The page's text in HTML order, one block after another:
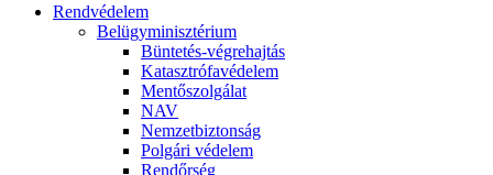
Rendvédelem
Belügyminisztérium
Büntetés-végrehajtás
Katasztrófavédelem
Mentőszolgálat
NAV
Nemzetbiztonság
Polgári védelem
Rendőrség